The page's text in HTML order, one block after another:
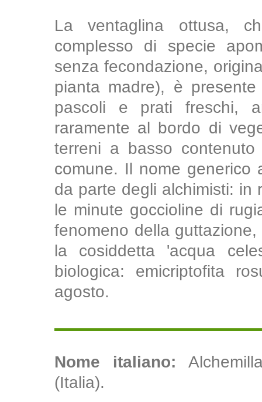
La ventaglina ottusa,
complesso di specie
senza fecondazione,
pianta madre), è
pascoli e prati freschi,
raramente al bordo di
terreni a basso
comune. Il nome generico
da parte degli alchimisti: in
le minute goccioline di
fenomeno della
la cosiddetta 'acqua
biologica: emicriptofita
agosto.
Nome italiano:
(Italia).